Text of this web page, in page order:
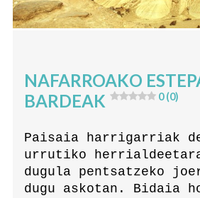
NAFARROAKO
BARDEAK
0 (0)
Paisaia harrigarriak
urrutiko
dugula pentsatzeko
dugu askotan. Bidaia